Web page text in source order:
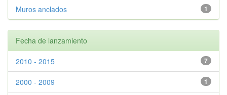
1
Muros anclados
Fecha de lanzamiento
7
2010 - 2015
1
2000 - 2009